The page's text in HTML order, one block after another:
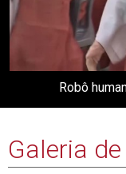
Robô
Galeria